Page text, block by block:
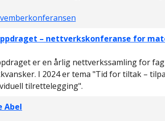
– nettverkskonferanse for
er en årlig nettverkssamling for
I 2024 er tema "Tid for tiltak –
tilrettelegging".
Abel